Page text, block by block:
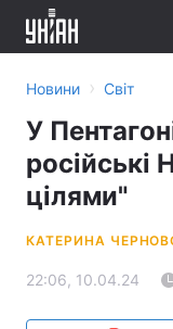
Новини › Світ
У
російські
цілями"
КАТЕРИНА
22:06, 10.04.24